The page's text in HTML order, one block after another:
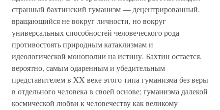
странный бахтинский гуманизм — децентрированный,
вращающийся не вокруг личности, но вокруг
универсальных способностей человеческого рода
противостоять природным катаклизмам и
идеологической монополии на истину. Бахтин остается,
вероятно, самым одаренным и убедительным
представителем в XX веке этого типа гуманизма без веры
в отдельного человека в своей основе; гуманизма далекой
космической любви к человечеству как великому